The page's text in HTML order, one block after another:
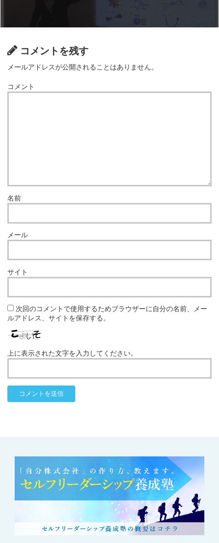
コメントを残す
メールアドレスが公開されることはありません。
コメント
名前
メール
サイト
次回のコメントで使用するためブラウザーに自分の名前、メー
ルアドレス、サイトを保存する。
上に表示された文字を入力してください。